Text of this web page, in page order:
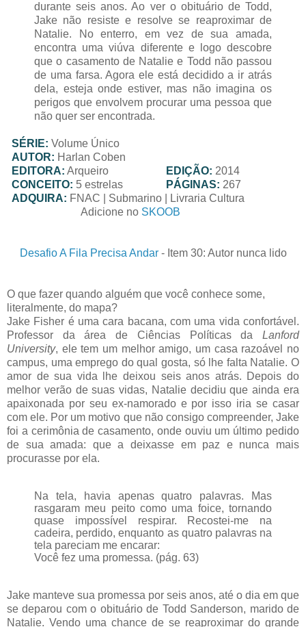
durante seis anos. Ao ver o obituário de Todd,
Jake não resiste e resolve se reaproximar de
Natalie. No enterro, em vez de sua amada,
encontra uma viúva diferente e logo descobre
que o casamento de Natalie e Todd não passou
de uma farsa. Agora ele está decidido a ir atrás
dela, esteja onde estiver, mas não imagina os
perigos que envolvem procurar uma pessoa que
não quer ser encontrada.
SÉRIE: Volume Único
AUTOR: Harlan Coben
EDITORA: Arqueiro EDIÇÃO: 2014
CONCEITO: 5 estrelas PÁGINAS: 267
ADQUIRA: FNAC | Submarino | Livraria Cultura
Adicione no SKOOB
Desafio A Fila Precisa Andar- Item 30: Autor nunca lido
O que fazer quando alguém que você conhece some,
literalmente, do mapa?
Jake Fisher é uma cara bacana, com uma vida confortável.
Professor da área de Ciências Políticas da Lanford
University, ele tem um melhor amigo, um casa razoável no
campus, uma emprego do qual gosta, só lhe falta Natalie. O
amor de sua vida lhe deixou seis anos atrás. Depois do
melhor verão de suas vidas, Natalie decidiu que ainda era
apaixonada por seu ex-namorado e por isso iria se casar
com ele. Por um motivo que não consigo compreender, Jake
foi a cerimônia de casamento, onde ouviu um último pedido
de sua amada: que a deixasse em paz e nunca mais
procurasse por ela.
Na tela, havia apenas quatro palavras. Mas
rasgaram meu peito como uma foice, tornando
quase impossível respirar. Recostei-me na
cadeira, perdido, enquanto as quatro palavras na
tela pareciam me encarar:
Você fez uma promessa. (pág. 63)
Jake manteve sua promessa por seis anos, até o dia em que
se deparou com o obituário de Todd Sanderson, marido de
Natalie. Vendo uma chance de se reaproximar do grande